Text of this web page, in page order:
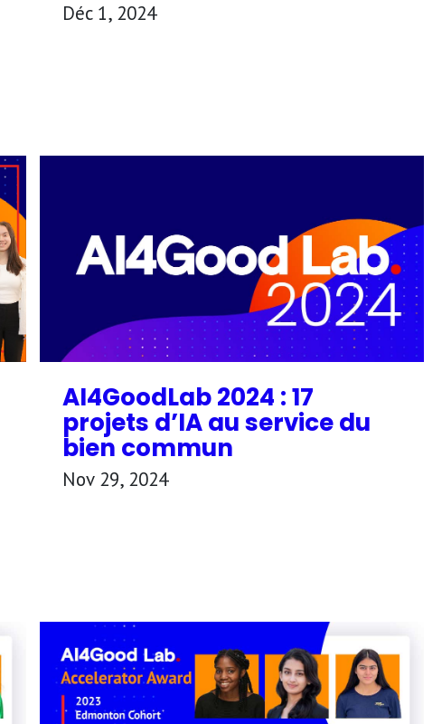
Déc 1, 2024
AI4GoodLab 2024 : 17
projets d’IA au service du
bien commun
Nov 29, 2024